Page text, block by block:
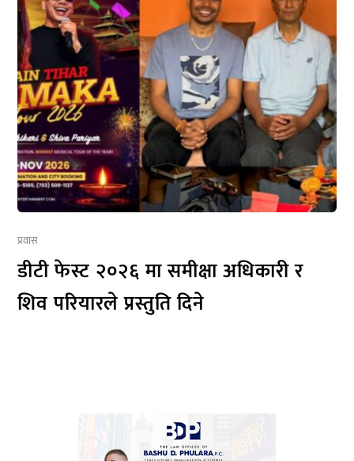
प्रवास
डीटी फेस्ट २०२६ मा समीक्षा अधिकारी र
शिव परियारले प्रस्तुति दिने